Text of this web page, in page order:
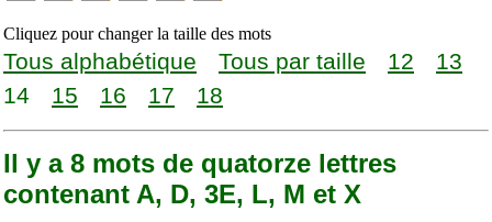
Cliquez pour changer la taille des mots
Tous alphabétique Tous par taille 12
13
14
15 16 17 18
Il y a 8 mots de quatorze lettres
contenant A, D, 3E, L, M et X